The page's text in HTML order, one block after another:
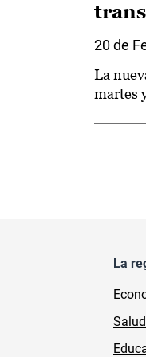
20 de
La
martes
La
Salud